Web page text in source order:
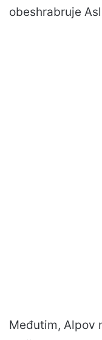
obeshrabruje
Međutim, Alpov